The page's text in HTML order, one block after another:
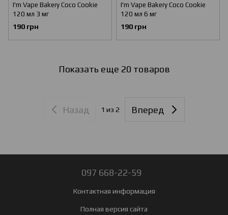
I'm Vape Bakery Coco Cookie
120 мл 3 мг
190 грн
I'm Vape Bakery Coco Cookie
120 мл 6 мг
190 грн
Показать еще 20 товаров
Назад 1 из 2 Вперед
097 668-22-59
Контактная информация
Полная версия сайта